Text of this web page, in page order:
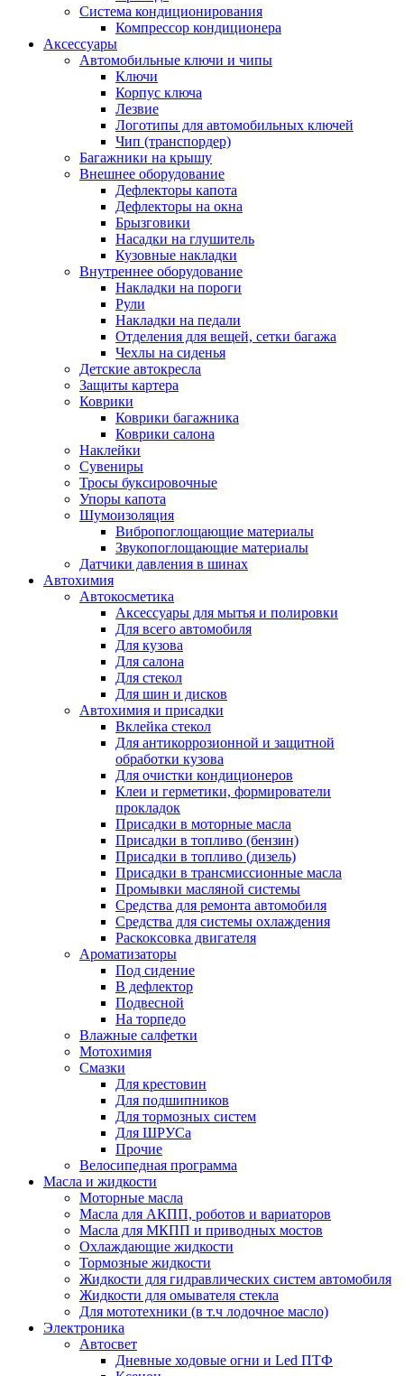
Система кондиционирования
Компрессор кондиционера
Аксессуары
Автомобильные ключи и чипы
Ключи
Корпус ключа
Лезвие
Логотипы для автомобильных ключей
Чип (транспордер)
Багажники на крышу
Внешнее оборудование
Дефлекторы капота
Дефлекторы на окна
Брызговики
Насадки на глушитель
Кузовные накладки
Внутреннее оборудование
Накладки на пороги
Рули
Накладки на педали
Отделения для вещей, сетки багажа
Чехлы на сиденья
Детские автокресла
Защиты картера
Коврики
Коврики багажника
Коврики салона
Наклейки
Сувениры
Тросы буксировочные
Упоры капота
Шумоизоляция
Вибропоглощающие материалы
Звукопоглощающие материалы
Датчики давления в шинах
Автохимия
Автокосметика
Аксессуары для мытья и полировки
Для всего автомобиля
Для кузова
Для салона
Для стекол
Для шин и дисков
Автохимия и присадки
Вклейка стекол
Для антикоррозионной и защитной
обработки кузова
Для очистки кондиционеров
Клеи и герметики, формирователи
прокладок
Присадки в моторные масла
Присадки в топливо (бензин)
Присадки в топливо (дизель)
Присадки в трансмиссионные масла
Промывки масляной системы
Средства для ремонта автомобиля
Средства для системы охлаждения
Раскоксовка двигателя
Ароматизаторы
Под сидение
В дефлектор
Подвесной
На торпедо
Влажные салфетки
Мотохимия
Смазки
Для крестовин
Для подшипников
Для тормозных систем
Для ШРУСа
Прочие
Велосипедная программа
Масла и жидкости
Моторные масла
Масла для АКПП, роботов и вариаторов
Масла для МКПП и приводных мостов
Охлаждающие жидкости
Тормозные жидкости
Жидкости для гидравлических систем автомобиля
Жидкости для омывателя стекла
Для мототехники (в т.ч лодочное масло)
Электроника
Автосвет
Дневные ходовые огни и Led ПТФ